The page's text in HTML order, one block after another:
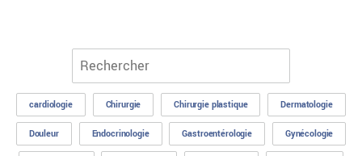
cardiologie Chirurgie Chirurgie plastique Dermatologie
Douleur Endocrinologie Gastroentérologie Gynécologie